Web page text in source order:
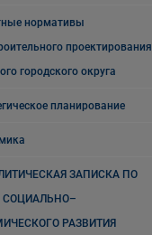
нормативы
проектирования
городского округа
планирование
ЗАПИСКА ПО
СОЦИАЛЬНО–
РАЗВИТИЯ